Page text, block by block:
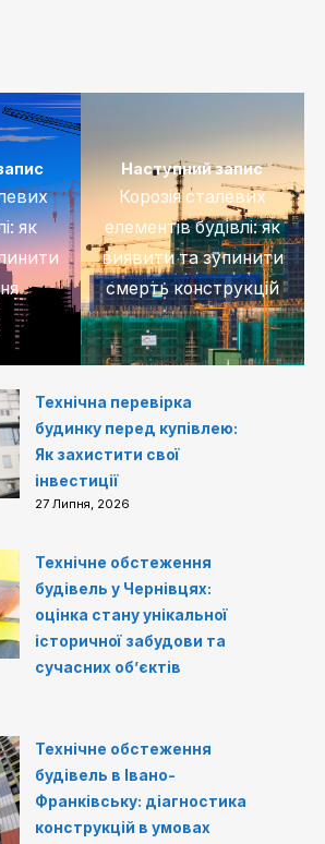
як
Наступний запис
Корозія сталевих
елементів будівлі: як
виявити та зупинити
смерть конструкцій
Технічна перевірка
будинку перед купівлею:
Як захистити свої
інвестиції
27 Липня, 2026
Технічне обстеження
будівель у Чернівцях:
оцінка стану унікальної
історичної забудови та
сучасних об’єктів
Технічне обстеження
будівель в Івано-
Франківську: діагностика
конструкцій в умовах